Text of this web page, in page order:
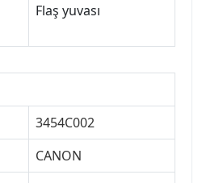
Flaş yuvası
3454C002
CANON